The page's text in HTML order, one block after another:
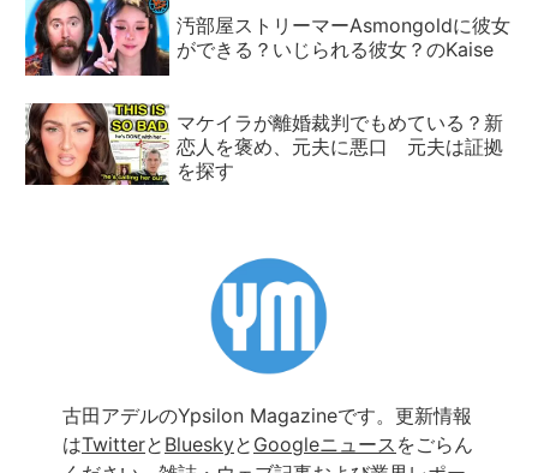
汚部屋ストリーマーAsmongoldに彼女
ができる？いじられる彼女？のKaise
マケイラが離婚裁判でもめている？新
恋人を褒め、元夫に悪口 元夫は証拠
を探す
古田アデルのYpsilon Magazineです。更新情報
はTwitterと Blueskyと Googleニュース をごらん